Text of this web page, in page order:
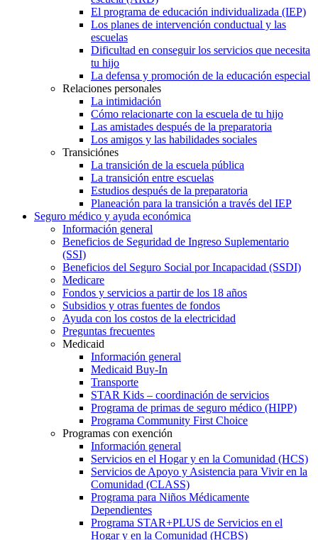
El programa de educación individualizada (IEP)
Los planes de intervención conductual y las
escuelas
Dificultad en conseguir los servicios que necesita
tu hijo
La defensa y promoción de la educación especial
Relaciones personales
La intimidación
Cómo relacionarte con la escuela de tu hijo
Las amistades después de la preparatoria
Los amigos y las habilidades sociales
Transiciónes
La transición de la escuela pública
La transición entre escuelas
Estudios después de la preparatoria
Planeación para la transición a través del IEP
Seguro médico y ayuda económica
Información general
Beneficios de Seguridad de Ingreso Suplementario
(SSI)
Beneficios del Seguro Social por Incapacidad (SSDI)
Medicare
Fondos y servicios a partir de los 18 años
Subsidios y otras fuentes de fondos
Ayuda con los costos de la electricidad
Preguntas frecuentes
Medicaid
Información general
Medicaid Buy-In
Transporte
STAR Kids – coordinación de servicios
Programa de primas de seguro médico (HIPP)
Programa Community First Choice
Programas con exención
Información general
Servicios en el Hogar y en la Comunidad (HCS)
Servicios de Apoyo y Asistencia para Vivir en la
Comunidad (CLASS)
Programa para Niños Médicamente
Dependientes
Programa STAR+PLUS de Servicios en el
Hogar y en la Comunidad (HCBS)